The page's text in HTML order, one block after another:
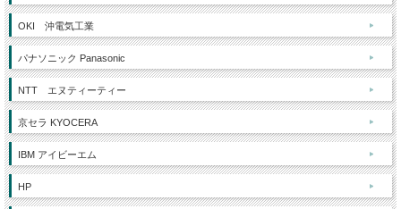
OKI 沖電気工業
パナソニック Panasonic
NTT エヌティーティー
京セラ KYOCERA
IBM アイビーエム
HP